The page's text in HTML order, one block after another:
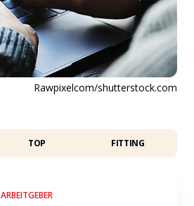
Rawpixelcom/shutterstock.com
TOP FITTING
ARBEITGEBER